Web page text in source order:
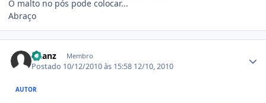
O malto no pós pode colocar...
Abraço
Daanz Membro
Postado 10/12/2010 às 15:58 12/10, 2010
AUTOR